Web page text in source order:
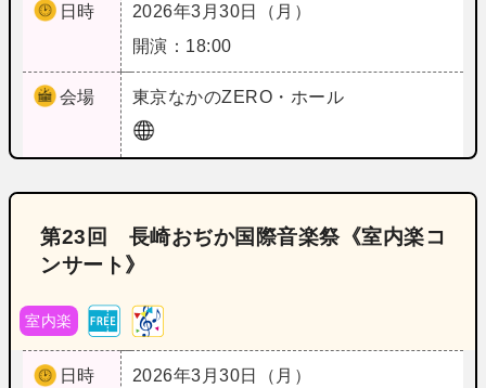
日時
2026年3月30日（月）
開演：18:00
会場 東京なかのZERO・ホール
第23回 長崎おぢか国際音楽祭《室内楽コ
ンサート》
室内楽
日時
2026年3月30日（月）